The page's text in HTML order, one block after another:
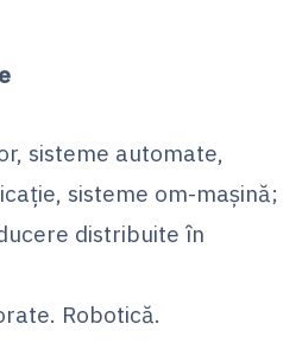
sisteme automate,
sisteme om-maşină;
distribuite în
Robotică.